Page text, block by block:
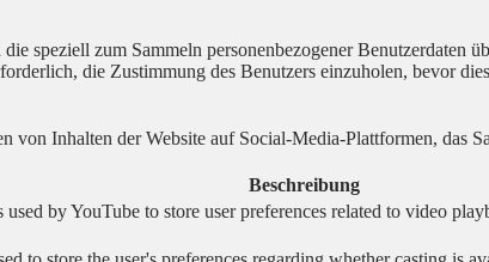
speziell zum Sammeln personenbezogener Benutzerdaten
die Zustimmung des Benutzers einzuholen, bevor
Inhalten der Website auf Social-Media-Plattformen, das
Beschreibung
by YouTube to store user preferences related to video